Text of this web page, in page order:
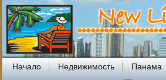
Начало Недвижимость Панама